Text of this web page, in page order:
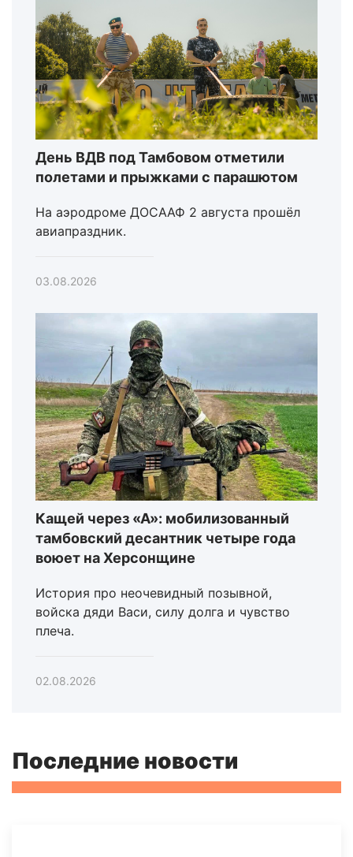
День ВДВ под Тамбовом отметили
полетами и прыжками с парашютом
На аэродроме ДОСААФ 2 августа прошёл
авиапраздник.
03.08.2026
Кащей через «А»: мобилизованный
тамбовский десантник четыре года
воюет на Херсонщине
История про неочевидный позывной,
войска дяди Васи, силу долга и чувство
плеча.
02.08.2026
Последние новости